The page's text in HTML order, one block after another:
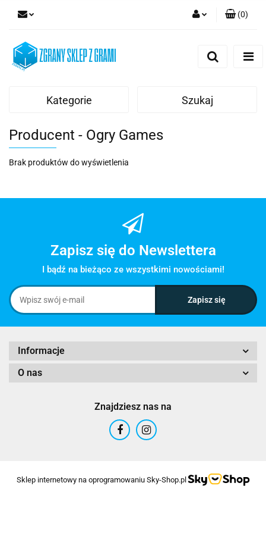
(0)
Kategorie Szukaj
Producent - Ogry Games
Brak produktów do wyświetlenia
Zapisz się do Newslettera
I bądź na bieżąco ze wszystkimi nowościami!
Informacje
O nas
Znajdziesz nas na
Sklep internetowy na oprogramowaniu Sky-Shop.pl